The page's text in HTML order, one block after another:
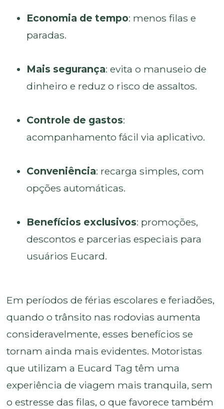
Economia de tempo: menos filas e
paradas.
Mais segurança: evita o manuseio de
dinheiro e reduz o risco de assaltos.
Controle de gastos:
acompanhamento fácil via aplicativo.
Conveniência: recarga simples, com
opções automáticas.
Benefícios exclusivos: promoções,
descontos e parcerias especiais para
usuários Eucard.
Em períodos de férias escolares e feriadões,
quando o trânsito nas rodovias aumenta
consideravelmente, esses benefícios se
tornam ainda mais evidentes. Motoristas
que utilizam a Eucard Tag têm uma
experiência de viagem mais tranquila, sem
o estresse das filas, o que favorece também